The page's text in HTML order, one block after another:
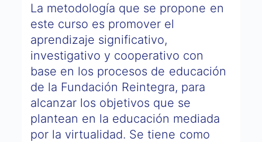
La metodología que se propone en
este curso es promover el
aprendizaje significativo,
investigativo y cooperativo con
base en los procesos de educación
de la Fundación Reintegra, para
alcanzar los objetivos que se
plantean en la educación mediada
por la virtualidad. Se tiene como